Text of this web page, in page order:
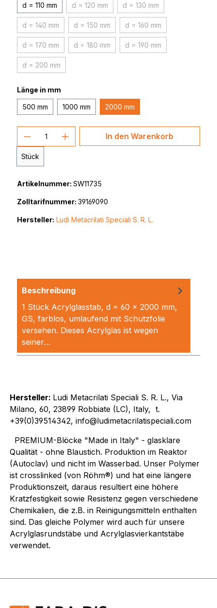
d = 110 mm d = 120 mm(Diese Option ist zurzeit nicht verfügbar.)
d = 130 mm(Diese Option ist zurzeit
d = 140 mm(Diese Option ist zurzeit nicht verfügbar.)
d = 150 mm(Diese Option ist zurzeit nicht verfügbar.)
d = 160 mm(Diese Option ist zurzeit
d = 170 mm(Diese Option ist zurzeit nicht verfügbar.)
d = 180 mm(Diese Option ist zurzeit nicht verfügbar.)
d = 190 mm(Diese Option ist zurzeit
d = 200 mm(Diese Option ist zurzeit nicht verfügbar.)
Länge in mm
500 mm 1000 mm 2000 mm
Produkt Anzahl: Gib den
Stück
In den Warenkorb
Artikelnummer: SW11735
Zolltarifnummer: 39169090
Hersteller: Ludi Metacrilati Speciali S. R. L.
Beschreibung
1 Stück Acrylglasstab, d = 60 x 2000 mm,
GS, farblos, umlaufend mit Schutzfolie
versehen. Dieses Acrylglas ist wegen
seiner…
Hersteller: Ludi Metacrilati Speciali S. R. L., Via
Milano, 60, 23899 Robbiate (LC), Italy, t.
+39(0)39514342, info@ludimetacrilatispeciali.com
PREMIUM-Blöcke "Made in Italy" - glasklare
Qualität - ohne Blaustich. Produktion im Reaktor
(Autoclav) und nicht im Wasserbad. Unser Polymer
ist crosslinked (von Röhm®) und hat eine längere
Produktionszeit, daraus resultiert eine höhere
Kratzfestigkeit sowie Resistenz gegen verschiedene
Chemikalien, die z.B. in Reinigungsmitteln enthalten
sind. Das gleiche Polymer wird auch für unsere
Acrylglasrundstäbe und Acrylglasvierkantstäbe
verwendet.